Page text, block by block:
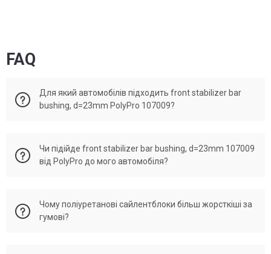
FAQ
Для який автомобілів підходить front stabilizer bar
bushing, d=23mm PolyPro 107009?
використовується в автомобілях: Mercedes Sprinter, W907,
W910, W906, Volkswagen Crafter.
Чи підійде front stabilizer bar bushing, d=23mm 107009
від PolyPro до мого автомобіля?
відповідають OEM a 906 323 36 85, 68013 718AA, 906 323 16
85. Якщо ваша деталь має один із поданих номерів, то
Чому поліуретанові сайлентблоки більш жорсткіші за
гумові?